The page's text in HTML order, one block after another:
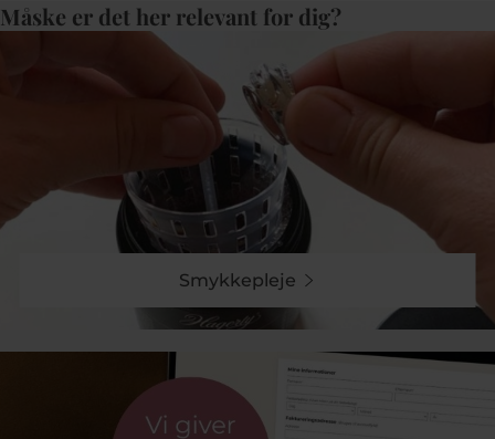
Måske er det her relevant for dig?
Smykkepleje